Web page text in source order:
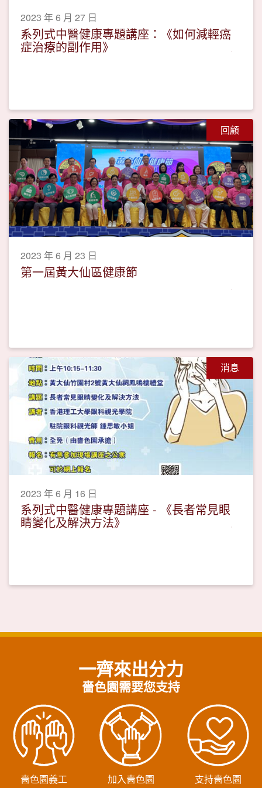
2023 年 6 月 27 日
系列式中醫健康專題講座：《如何減輕癌
症治療的副作用》
回顧
2023 年 6 月 23 日
第一屆黃大仙區健康節
消息
2023 年 6 月 16 日
系列式中醫健康專題講座 - 《長者常見眼
睛變化及解決方法》
一齊來出分力
嗇色園需要您支持
嗇色園義工 加入嗇色園 支持嗇色園